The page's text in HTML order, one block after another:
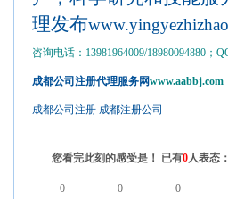
理发布
咨询电话：13981964009/18980094880；
成都公司注册代理服务网www.aabbj.com
成都公司注册 成都注册公司
您看完此刻的感受是！ 已有0人表态：
0 0 0